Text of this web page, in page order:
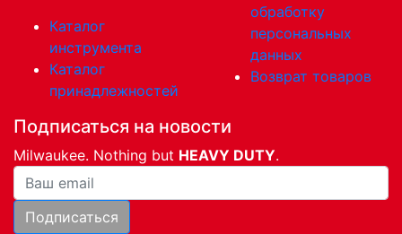
Каталог
инструмента
Каталог
принадлежностей
обработку
персональных
данных
Возврат товаров
Подписаться на новости
Milwaukee. Nothing but HEAVY DUTY.
Ваша почта
Подписаться